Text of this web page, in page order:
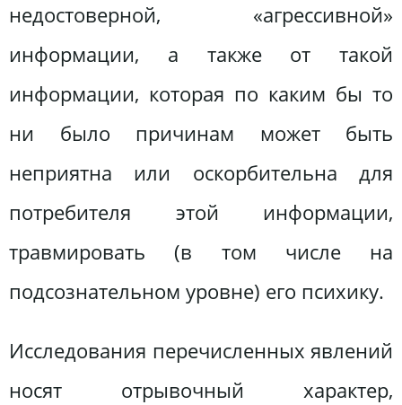
недостоверной, «агрессивной»
информации, а также от такой
информации, которая по каким бы то
ни было причинам может быть
неприятна или оскорбительна для
потребителя этой информации,
травмировать (в том числе на
подсознательном уровне) его психику.
Исследования перечисленных явлений
носят отрывочный характер,